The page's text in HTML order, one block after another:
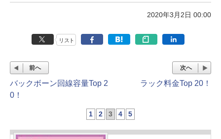
2020年3月2日 00:00
リスト
前へ
バックボーン回線容量Top 2
0！
次へ
ラック料金Top 20！
1 2 3 4 5